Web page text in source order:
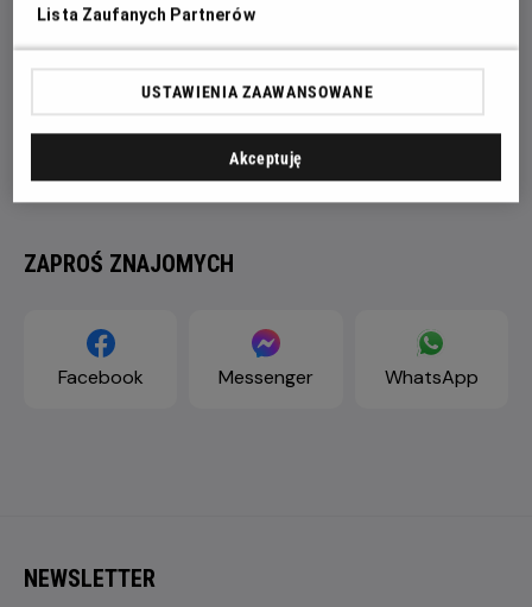
ZAPROŚ ZNAJOMYCH
Facebook Messenger WhatsApp
NEWSLETTER
Lista Zaufanych Partnerów
USTAWIENIA ZAAWANSOWANE
Akceptuję